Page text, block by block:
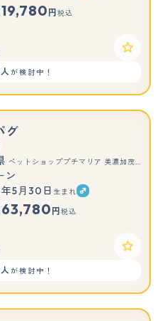
円 税込
が検討中！
グ
ペットショッププチマリア 美濃加茂店
ン
5月30日 生まれ
円 税込
が検討中！